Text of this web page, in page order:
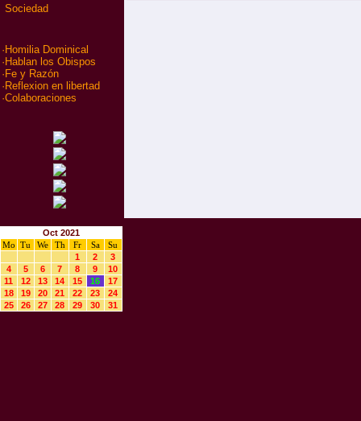
Sociedad
· Homilia Dominical
· Hablan los Obispos
· Fe y Razón
· Reflexion en libertad
·Colaboraciones
Oct 2021
Mo
Tu We Th Fr Sa
Su
1
2
3
4
5 6 7 8 9
10
11
12 13 14 15 16
17
18
19 20 21 22 23
24
25
26 27 28 29 30 31